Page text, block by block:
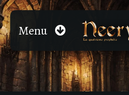
Menu